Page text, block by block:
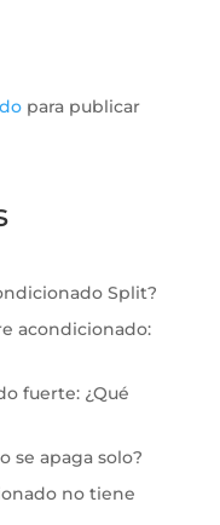
para publicar
Split?
acondicionado:
fuerte: ¿Qué
se apaga solo?
no tiene